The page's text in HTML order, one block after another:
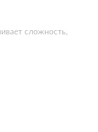
сложность,